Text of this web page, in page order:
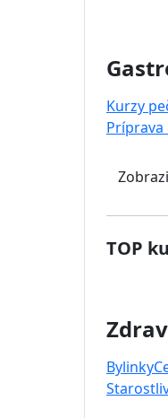
Kurzy
TOP
Bylinky